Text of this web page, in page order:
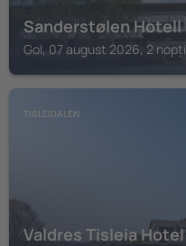
Sanderstølen Hotell
Gol, 07 august 2026, 2 nopți
TISLEIDALEN
Valdres Tisleia Hotel